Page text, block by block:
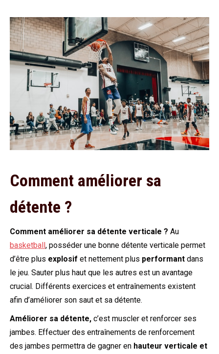
Comment améliorer sa
détente ?
Comment améliorer sa détente verticale ? Au
basketball , posséder une bonne détente verticale permet
d’être plus explosif et nettement plus performant dans
le jeu. Sauter plus haut que les autres est un avantage
crucial. Différents exercices et entraînements existent
afin d’améliorer son saut et sa détente.
Améliorer sa détente, c’est muscler et renforcer ses
jambes. Effectuer des entraînements de renforcement
des jambes permettra de gagner en hauteur verticale et